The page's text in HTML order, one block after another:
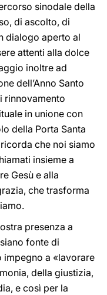
sinodale della
di ascolto, di
dialogo aperto al
attenti alla dolce
inoltre ad
dell’Anno Santo
rinnovamento
in unione con
della Porta Santa
che noi siamo
insieme a
Gesù e alla
che trasforma
presenza a
fonte di
impegno a «lavorare
della giustizia,
e così per la